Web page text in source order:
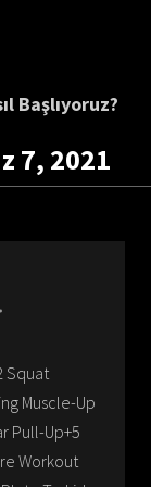
Başlıyoruz?
7, 2021
Squat
Muscle-Up
Pull-Up+5
Workout